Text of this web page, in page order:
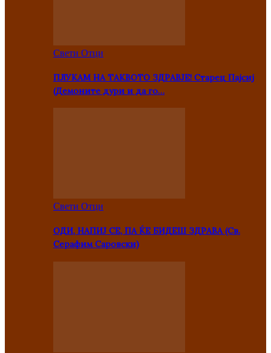
Свети Отци
ПЛУКАМ НА ТАКВОТО ЗДРАВЈЕ! Старец Пајсиј
(Демоните дури и да го…
Свети Отци
ОДИ, НАПИЈ СЕ, ПА ЌЕ БИДЕШ ЗДРАВА (Св.
Серафим Саровски)